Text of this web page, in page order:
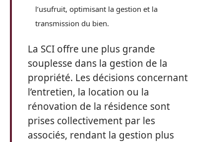
l’usufruit, optimisant la gestion et la
transmission du bien.
La SCI offre une plus grande
souplesse dans la gestion de la
propriété. Les décisions concernant
l’entretien, la location ou la
rénovation de la résidence sont
prises collectivement par les
associés, rendant la gestion plus